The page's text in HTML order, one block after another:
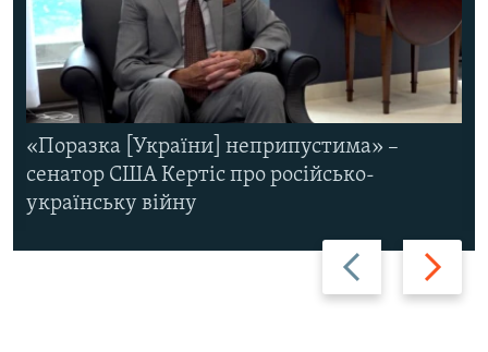
Назад Вперед
«Поразка [України] неприпустима» –
сенатор США Кертіс про російсько-
українську війну